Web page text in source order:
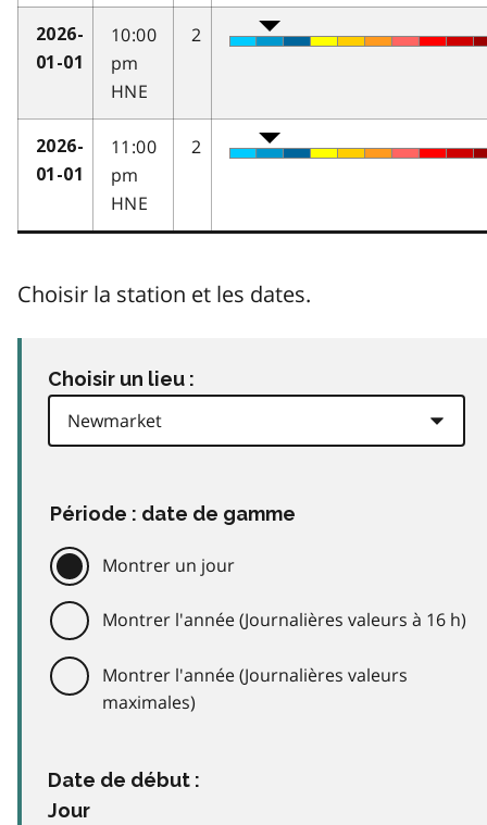
2026-
01-01
10:00
pm
HNE
2
2026-
01-01
11:00
pm
HNE
2
Choisir la station et les dates.
Choisir un lieu :
Période : date de gamme
Montrer un jour
Montrer l'année (Journalières valeurs à 16 h)
Montrer l'année (Journalières valeurs
maximales)
Date de début :
Jour